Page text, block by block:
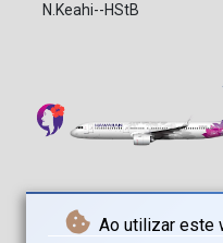
Ao utilizar este
N.Keahi--HStB